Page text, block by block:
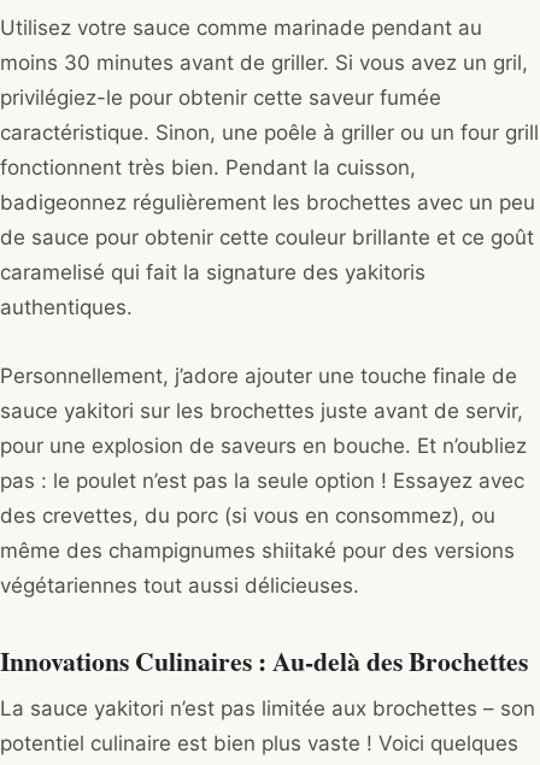
Utilisez votre sauce comme marinade pendant au
moins 30 minutes avant de griller. Si vous avez un gril,
privilégiez-le pour obtenir cette saveur fumée
caractéristique. Sinon, une poêle à griller ou un four grill
fonctionnent très bien. Pendant la cuisson,
badigeonnez régulièrement les brochettes avec un peu
de sauce pour obtenir cette couleur brillante et ce goût
caramelisé qui fait la signature des yakitoris
authentiques.
Personnellement, j’adore ajouter une touche finale de
sauce yakitori sur les brochettes juste avant de servir,
pour une explosion de saveurs en bouche. Et n’oubliez
pas : le poulet n’est pas la seule option ! Essayez avec
des crevettes, du porc (si vous en consommez), ou
même des champignumes shiitaké pour des versions
végétariennes tout aussi délicieuses.
Innovations Culinaires : Au-delà des Brochettes
La sauce yakitori n’est pas limitée aux brochettes – son
potentiel culinaire est bien plus vaste ! Voici quelques